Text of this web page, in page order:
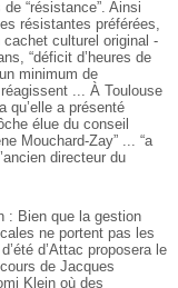
“résistance”. Ainsi
résistantes préférées,
cachet culturel original -
“déficit d’heures de
minimum de
... À Toulouse
qu’elle a présenté
élue du conseil
Mouchard-Zay” ... “a
directeur du
: Bien que la gestion
ne portent pas les
d’Attac proposera le
de Jacques
Klein où des